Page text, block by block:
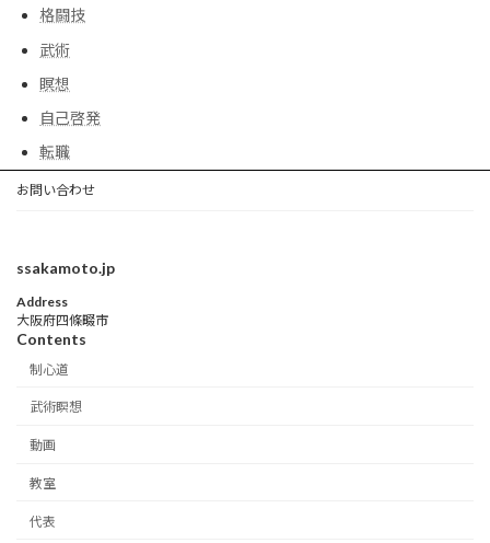
格闘技
武術
瞑想
自己啓発
転職
お問い合わせ
ssakamoto.jp
Address
大阪府四條畷市
Contents
制心道
武術瞑想
動画
教室
代表